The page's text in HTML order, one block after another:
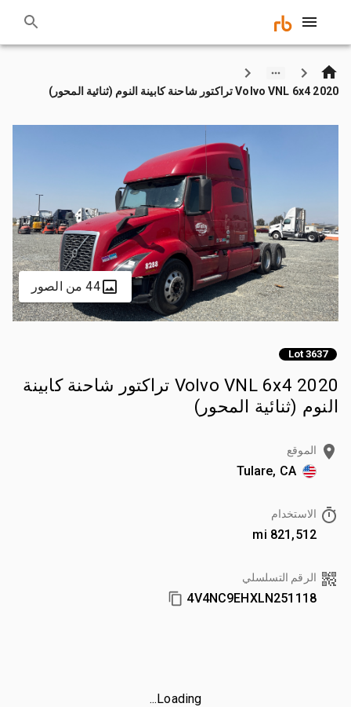
2020 Volvo VNL 6x4 تراكتور شاحنة كابينة النوم (ثنائية المحور)
44 من الصور
Lot 3637
2020 Volvo VNL 6x4 تراكتور شاحنة كابينة
النوم (ثنائية المحور)
الموقع
Tulare, CA
الاستخدام
821,512 mi
الرقم التسلسلي
4V4NC9EHXLN251118
Loading...